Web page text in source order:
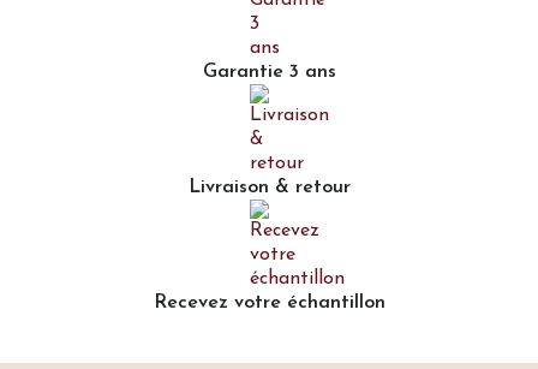
Garantie 3 ans
Livraison & retour
Recevez votre échantillon